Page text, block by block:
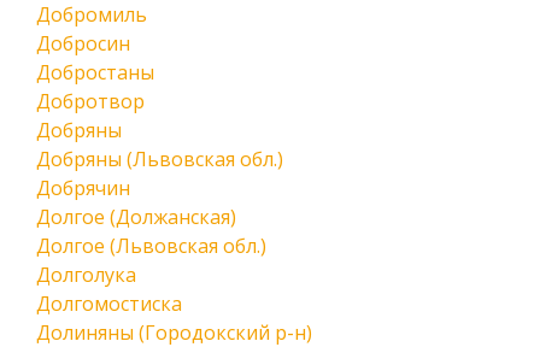
Добромиль
Добросин
Добростаны
Добротвор
Добряны
Добряны (Львовская обл.)
Добрячин
Долгое (Должанская)
Долгое (Львовская обл.)
Долголука
Долгомостиска
Долиняны (Городокский р-н)